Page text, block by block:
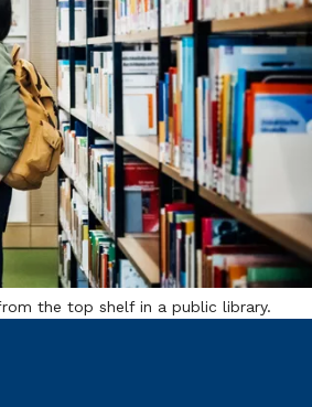
the top shelf in a public library.